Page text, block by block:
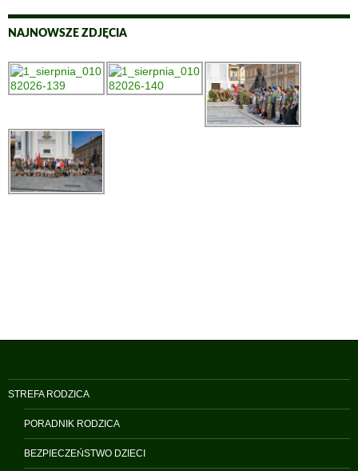
NAJNOWSZE ZDJĘCIA
STREFA RODZICA
PORADNIK RODZICA
BEZPIECZEŃSTWO DZIECI